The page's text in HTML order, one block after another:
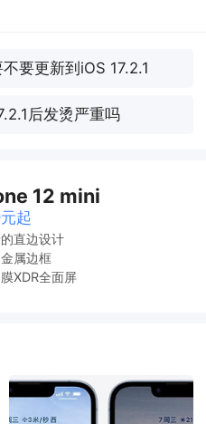
要更新到iOS 17.2.1
后发烫严重吗
12 mini
起
直边设计
属边框
XDR全面屏